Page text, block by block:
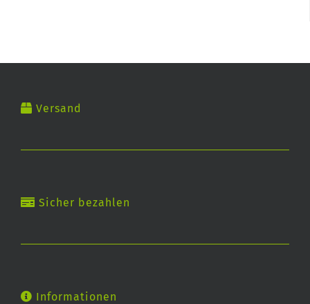
Versand
Sicher bezahlen
Informationen